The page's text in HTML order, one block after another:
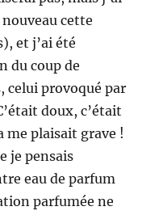
cette
et j’ai été
du coup de
celui provoqué par
doux, c’était
me plaisait grave !
je pensais
eau de parfum
parfumée ne